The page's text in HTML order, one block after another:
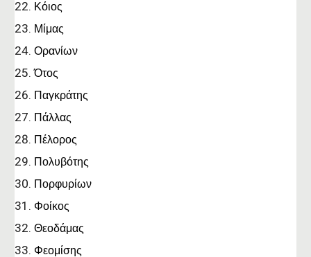
Κόιος
Μίμας
Ορανίων
Ότος
Παγκράτης
Πάλλας
Πέλορος
Πολυβότης
Πορφυρίων
Φοίκος
Θεοδάμας
Φεομίσης